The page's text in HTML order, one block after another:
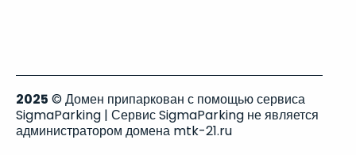
2025 © Домен припаркован с помощью сервиса
SigmaParking | Сервис SigmaParking не является
администратором домена mtk-21.ru